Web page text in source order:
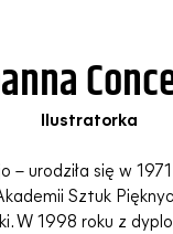
Ilustratorka
– urodziła się w 1971
Sztuk
W 1998 roku z